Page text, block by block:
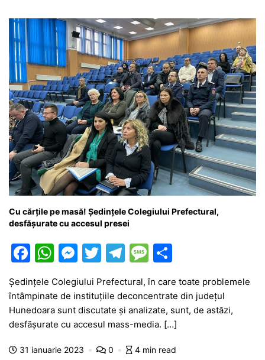
o
k
p g
er
e ă
Cu cărțile pe masă! Ședințele Colegiului Prefectural,
desfășurate cu accesul presei
F
c
e
b
o
W
at
s
A
p
M
s
s
e
n
T
w
itt
er
T
e
gr
a
m
M
e
s
s
a
g
ta
je
a
z
Ședințele Colegiului Prefectural, în care toate problemele
întâmpinate de instituțiile deconcentrate din județul
Hunedoara sunt discutate și analizate, sunt, de astăzi,
desfășurate cu accesul mass-media. […]
31 ianuarie 2023 0 4 min read